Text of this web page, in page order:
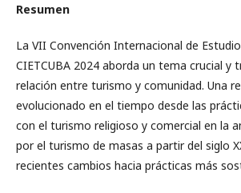
Resumen
La VII Convención Internacional de
CIETCUBA 2024 aborda un tema crucial y
relación entre turismo y comunidad. Una
evolucionado en el tiempo desde las
con el turismo religioso y comercial en la
por el turismo de masas a partir del siglo
recientes cambios hacia prácticas más